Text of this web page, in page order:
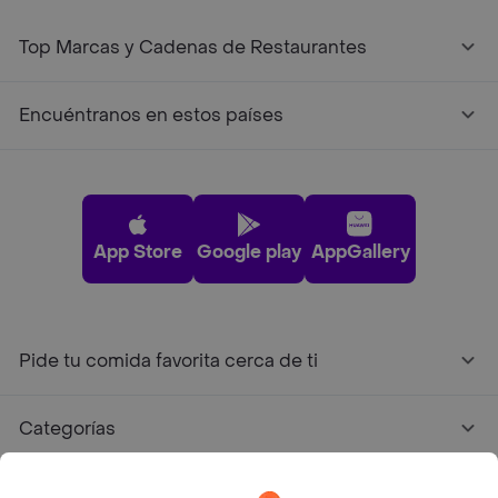
Top Marcas y Cadenas de Restaurantes
Encuéntranos en estos países
App Store Google play AppGallery
Pide tu comida favorita cerca de ti
Categorías